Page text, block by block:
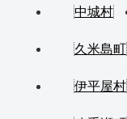
中城村
久米島町
伊平屋村